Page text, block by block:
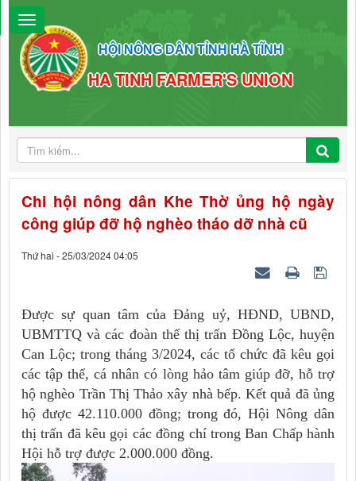
HỘI NÔNG DÂN TỈNH HÀ TĨNH
HA TINH FARMER'S UNION
Chi hội nông dân Khe Thờ ủng hộ ngày
công giúp đỡ hộ nghèo tháo dỡ nhà cũ
Thứ hai - 25/03/2024 04:05
Được sự quan tâm của Đảng uỷ, HĐND, UBND,
UBMTTQ và các đoàn thể thị trấn Đồng Lộc, huyện
Can Lộc; trong tháng 3/2024, các tổ chức đã kêu gọi
các tập thể, cá nhân có lòng hảo tâm giúp đỡ, hỗ trợ
hộ nghèo Trần Thị Thảo xây nhà bếp. Kết quả đã ủng
hộ được 42.110.000 đồng; trong đó, Hội Nông dân
thị trấn đã kêu gọi các đồng chí trong Ban Chấp hành
Hội hỗ trợ được 2.000.000 đồng.